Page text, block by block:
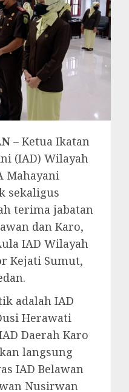
– Ketua Ikatan
(IAD) Wilayah
Mahayani
sekaligus
terima jabatan
dan Karo,
IAD Wilayah
Kejati Sumut,
adalah IAD
Herawati
Daerah Karo
langsung
IAD Belawan
Nusirwan